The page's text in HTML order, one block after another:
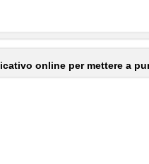
online per mettere a